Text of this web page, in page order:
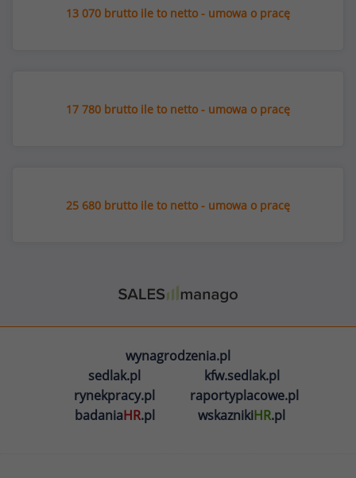
13 070 brutto ile to netto - umowa o pracę
17 780 brutto ile to netto - umowa o pracę
25 680 brutto ile to netto - umowa o pracę
wynagrodzenia.pl
sedlak.pl
kfw.sedlak.pl
rynekpracy.pl
raportyplacowe.pl
badaniaHR.pl wskaznikiHR.pl